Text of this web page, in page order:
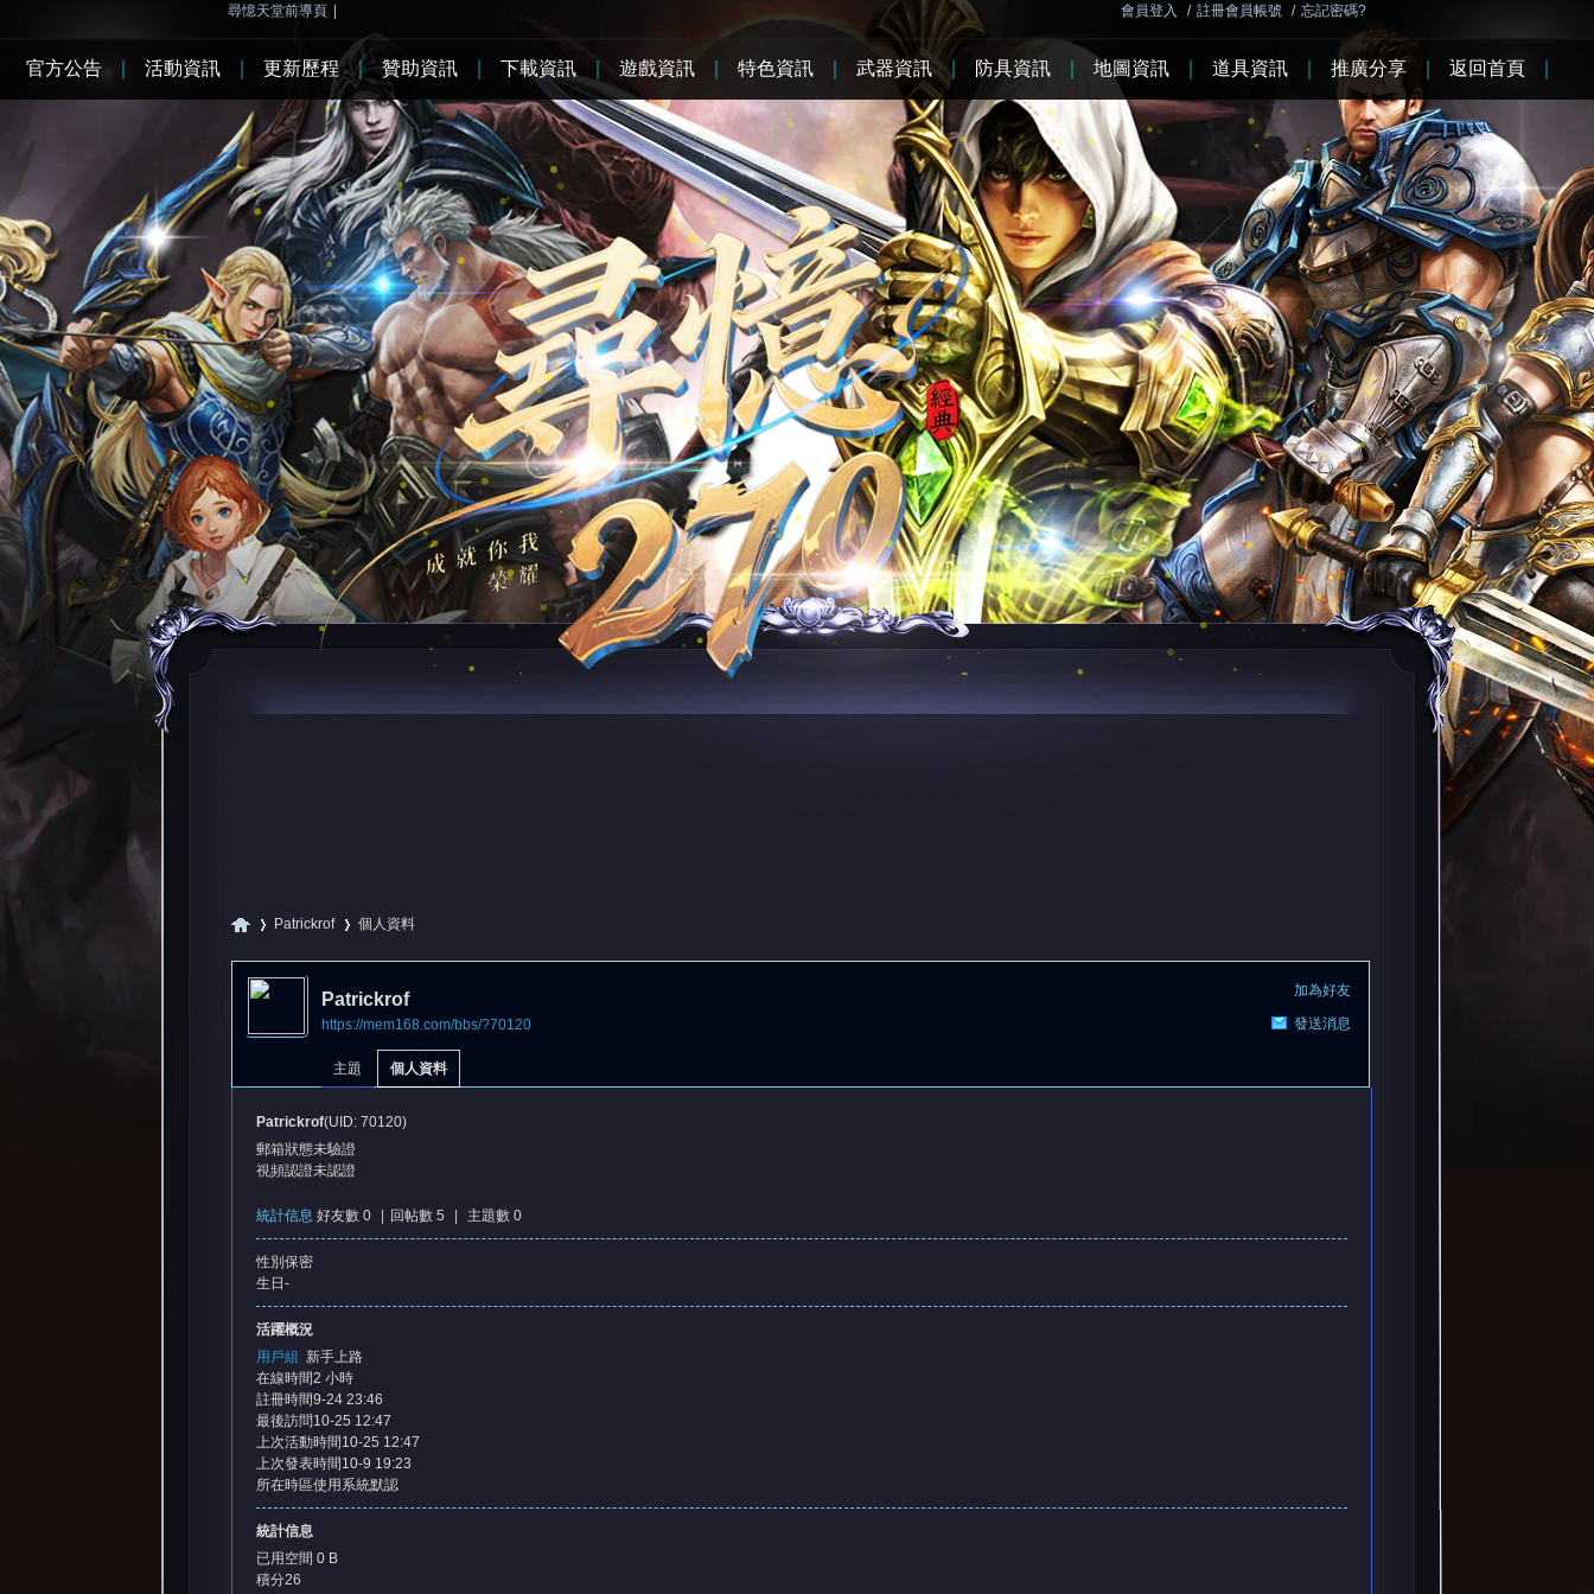
尋憶天堂前導頁 會員登入 / 註冊會員帳號 / 忘記密碼?
Patrickrof
›
個人資料
加為好友
發送消息
Patrickrof
https://mem168.com/bbs/?70120
主題 個人資料
Patrickrof(UID: 70120)
郵箱狀態未驗證
視頻認證未認證
統計信息 好友數 0 回帖數 5 主題數 0
性別 保密
生日 -
活躍概況
用戶組
新手上路
在線時間2 小時
註冊時間9-24 23:46
最後訪問10-25 12:47
上次活動時間 10-25 12:47
上次發表時間 10-9 19:23
所在時區使用系統默認
統計信息
已用空間 0 B
積分26